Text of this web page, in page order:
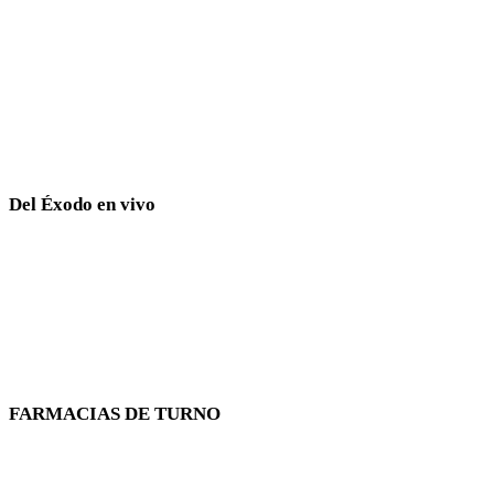
Del Éxodo en vivo
FARMACIAS DE TURNO